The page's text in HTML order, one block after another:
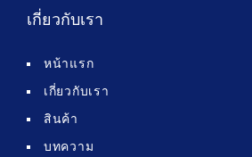
เกี่ยวกับเรา
หน้าแรก
เกี่ยวกับเรา
สินค้า
บทความ